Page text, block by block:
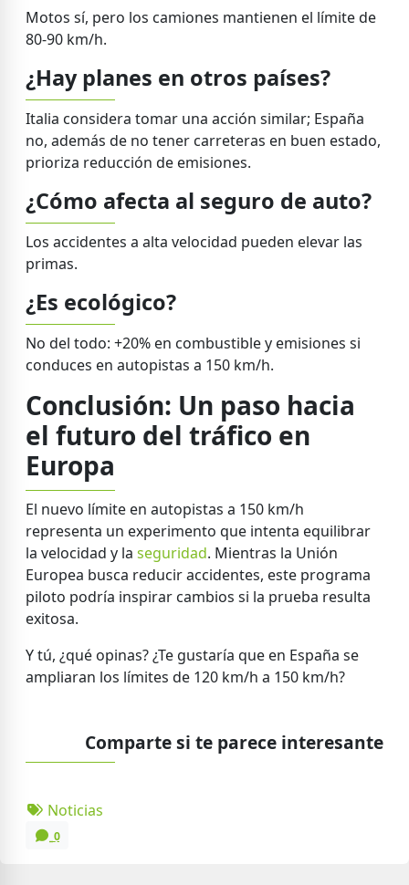
Motos sí, pero los camiones mantienen el límite de
80-90 km/h.
¿Hay planes en otros países?
Italia considera tomar una acción similar; España
no, además de no tener carreteras en buen estado,
prioriza reducción de emisiones.
¿Cómo afecta al seguro de auto?
Los accidentes a alta velocidad pueden elevar las
primas.
¿Es ecológico?
No del todo: +20% en combustible y emisiones si
conduces en autopistas a 150 km/h.
Conclusión: Un paso hacia
el futuro del tráfico en
Europa
El nuevo límite en autopistas a 150 km/h
representa un experimento que intenta equilibrar
la velocidad y la seguridad. Mientras la Unión
Europea busca reducir accidentes, este programa
piloto podría inspirar cambios si la prueba resulta
exitosa.
Y tú, ¿qué opinas? ¿Te gustaría que en España se
ampliaran los límites de 120 km/h a 150 km/h?
Comparte si te parece interesante
Noticias
0